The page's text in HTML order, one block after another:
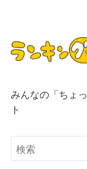
みんなの「ちょ
ト